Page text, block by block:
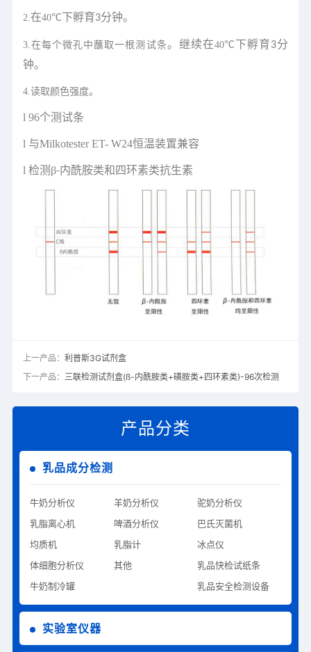
产品分类
乳品成分检测
牛奶分析仪 羊奶分析仪
驼奶分析仪
乳脂离心机
啤酒分析仪
巴氏灭菌机
均质机
乳脂计
冰点仪
体细胞分析仪
其他
乳品快检试纸条
牛奶制冷罐
乳品安全检测设备
实验室仪器
2.在40°C下孵育3分钟。
3.在每个微孔中蘸取一根测试条。继续在40°C下孵育3分
钟。
4.读取颜色强度。
l 96个测试条
l 与Milkotester ET- W24恒温装置兼容
l 检测β-内酰胺类和四环素类抗生素
上一产品： 利普斯3G试剂盒
下一产品： 三联检测试剂盒(ß-内酰胺类+磺胺类+四环素类)-96次检测